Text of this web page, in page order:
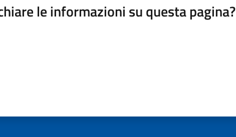
le informazioni su questa pagina?